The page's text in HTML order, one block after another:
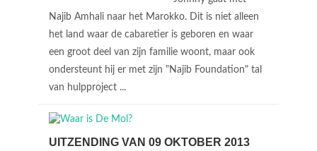
Najib Amhali naar het Marokko. Dit is niet alleen
het land waar de cabaretier is geboren en waar
een groot deel van zijn familie woont, maar ook
ondersteunt hij er met zijn "Najib Foundation" tal
van hulpproject ...
UITZENDING VAN 09 OKTOBER 2013